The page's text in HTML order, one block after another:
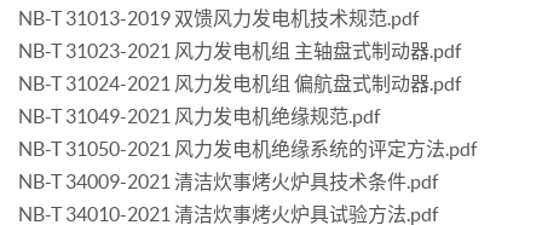
NB-T 31013-2019 双馈风力发电机技术规范.pdf
NB-T 31023-2021 风力发电机组 主轴盘式制动器.pdf
NB-T 31024-2021 风力发电机组 偏航盘式制动器.pdf
NB-T 31049-2021 风力发电机绝缘规范.pdf
NB-T 31050-2021 风力发电机绝缘系统的评定方法.pdf
NB-T 34009-2021 清洁炊事烤火炉具技术条件.pdf
NB-T 34010-2021 清洁炊事烤火炉具试验方法.pdf